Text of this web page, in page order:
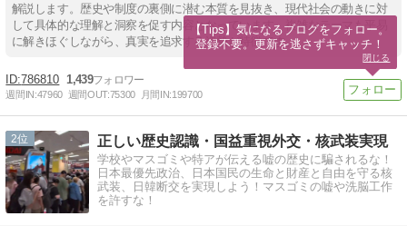
解説します。歴史や制度の裏側に潜む本質を見抜き、現代社会の動きに対
して具体的な理解と洞察を促す内容となっています。複雑なテーマも平易
に解きほぐしながら、真実を追求する姿勢が特徴です。
786810 1,439
週間IN:47960 週間OUT:75300 月間IN:199700
2 正しい歴史認識・国益重視外交・核武装実現
学校やマスゴミや特アが伝える嘘の歴史に騙されるな！
日本最優先政治、日本国民の生命と財産と自由を守る核
武装、日韓断交を実現しよう！マスゴミの嘘や洗脳工作
を許すな！
【Tips】気になるブログをフォロー。
登録不要。更新を逃さずキャッチ！
閉じる